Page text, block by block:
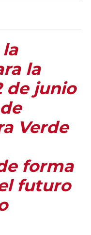
la
de junio
Verde
forma
futuro